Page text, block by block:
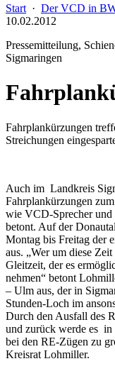
Start · Der VCD in
10.02.2012
Pressemitteilung,
Sigmaringen
Fahrplankürzungen
Streichungen
Auch im Landkreis
Fahrplankürzungen
wie VCD-Sprecher
betont. Auf der
Montag bis Freitag der
aus. „Wer um diese
Gleitzeit, der es
nehmen“ betont
– Ulm aus, der in
Stunden-Loch im
Durch den Ausfall des
und zurück werde es in
bei den RE-Zügen zu
Kreisrat Lohmiller.